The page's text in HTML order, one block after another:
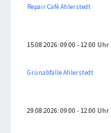
Repair Café Ahlerstedt
15.08.2026: 09:00 - 12:00 Uhr
Grünabfälle Ahlerstedt
29.08.2026: 09:00 - 12:00 Uhr